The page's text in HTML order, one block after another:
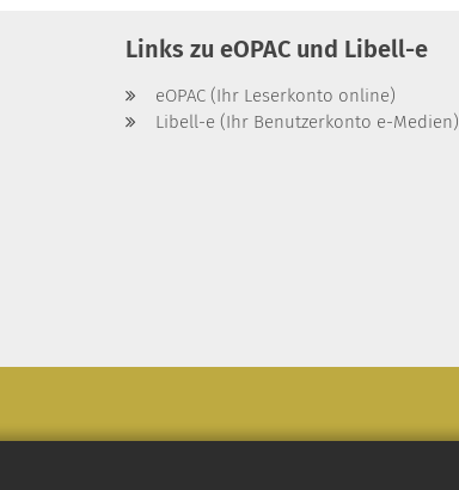
Links zu eOPAC und Libell-e
eOPAC (Ihr Leserkonto online)
Libell-e (Ihr Benutzerkonto e-Medien)